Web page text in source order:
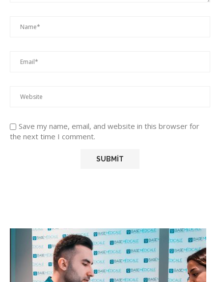
Save my name, email, and website in this browser for
the next time I comment.